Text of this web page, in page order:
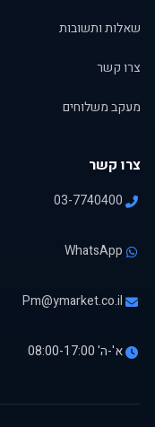
שאלות ותשובות
צרו קשר
מעקב משלוחים
צרו קשר
03-7740400
WhatsApp
Pm@ymarket.co.il
א'-ה' 08:00-17:00